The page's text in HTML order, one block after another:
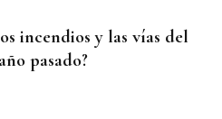
incendios y las vías del
pasado?